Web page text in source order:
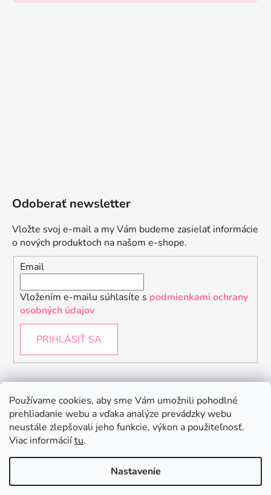
Používame cookies, aby sme Vám umožnili pohodlné
prehliadanie webu a vďaka analýze prevádzky webu
neustále zlepšovali jeho funkcie, výkon a použiteľnosť.
Viac informáciítu.
Nastavenie
Odoberať newsletter
Vložte svoj e-mail a my Vám budeme zasielať informácie
o nových produktoch na našom e-shope.
Email
Vložením e-mailu súhlasíte s podmienkami ochrany
osobných údajov
PRIHLÁSIŤ SA
Instagram